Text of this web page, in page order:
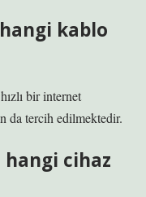
kablo
bir internet
da tercih edilmektedir.
cihaz